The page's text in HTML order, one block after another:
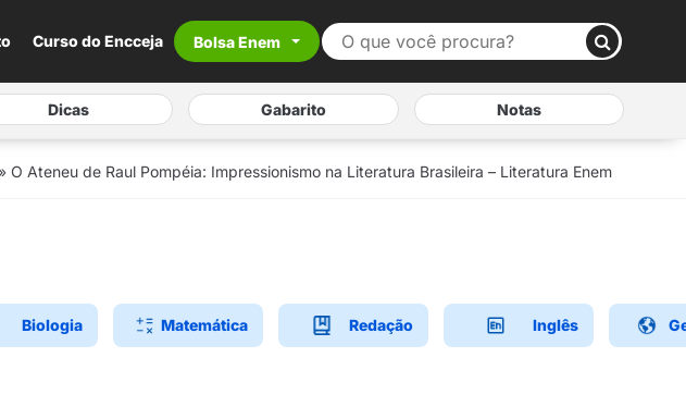
Curso do Encceja Bolsa Enem
Dicas Gabarito Notas
» O Ateneu de Raul Pompéia: Impressionismo na Literatura Brasileira – Literatura Enem
Biologia Matemática Redação Inglês